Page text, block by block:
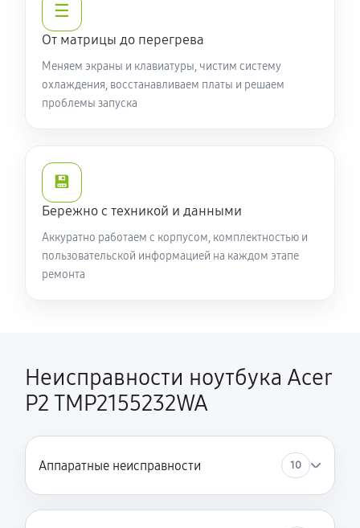
Замена HDMI ноутбука Acer P2 TMP2155232WA
450 руб 60 минут
☰
От матрицы до перегрева
Меняем экраны и клавиатуры, чистим систему
охлаждения, восстанавливаем платы и решаем
проблемы запуска
💾
Бережно с техникой и данными
Аккуратно работаем с корпусом, комплектностью и
пользовательской информацией на каждом этапе
ремонта
Неисправности ноутбука Acer
P2 TMP2155232WA
Аппаратные неисправности 10